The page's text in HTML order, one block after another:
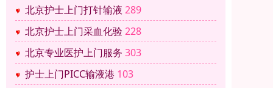
北京护士上门打针输液 289
北京护士上门采血化验228
北京专业医护上门服务 303
护士上门PICC输液港 103